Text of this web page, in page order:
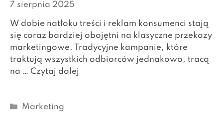
7 sierpnia 2025
W dobie natłoku treści i reklam konsumenci stają
się coraz bardziej obojętni na klasyczne przekazy
marketingowe. Tradycyjne kampanie, które
traktują wszystkich odbiorców jednakowo, tracą
na … Czytaj dalej
Kategorie
Marketing